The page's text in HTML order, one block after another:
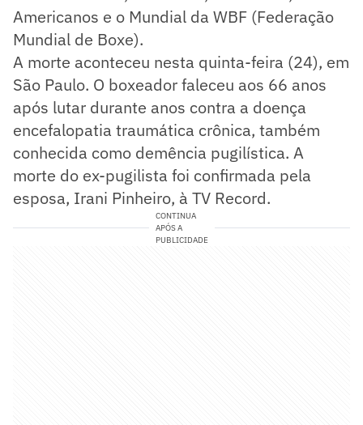
Americanos e o Mundial da WBF (Federação
Mundial de Boxe).
A morte aconteceu nesta quinta-feira (24), em
São Paulo. O boxeador faleceu aos 66 anos
após lutar durante anos contra a doença
encefalopatia traumática crônica, também
conhecida como demência pugilística. A
morte do ex-pugilista foi confirmada pela
esposa, Irani Pinheiro, à TV Record.
CONTINUA
APÓS A
PUBLICIDADE